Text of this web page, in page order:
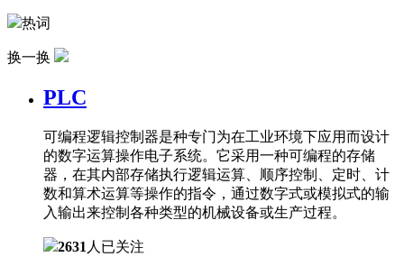
热词
换一换
PLC
可编程逻辑控制器是种专门为在工业环境下应用而设计
的数字运算操作电子系统。它采用一种可编程的存储
器，在其内部存储执行逻辑运算、顺序控制、定时、计
数和算术运算等操作的指令，通过数字式或模拟式的输
入输出来控制各种类型的机械设备或生产过程。
2631 人已关注